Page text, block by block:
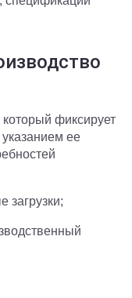
который фиксирует
ее
загрузки;